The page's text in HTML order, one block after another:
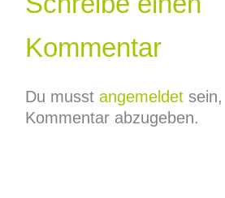
Kommentar
Du musst angemeldetsein,
Kommentar abzugeben.